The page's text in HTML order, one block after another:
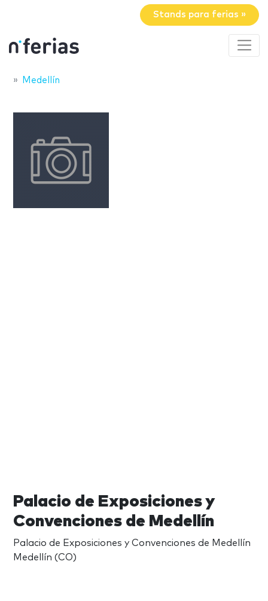
Stands para ferias »
Medellín
Palacio de Exposiciones y
Convenciones de Medellín
Palacio de Exposiciones y Convenciones de Medellín
Medellín (CO)